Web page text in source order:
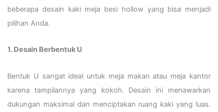
beberapa desain kaki meja besi hollow yang bisa menjadi
pilihan Anda.
1. Desain Berbentuk U
Bentuk U sangat ideal untuk meja makan atau meja kantor
karena tampilannya yang kokoh. Desain ini menawarkan
dukungan maksimal dan menciptakan ruang kaki yang luas.